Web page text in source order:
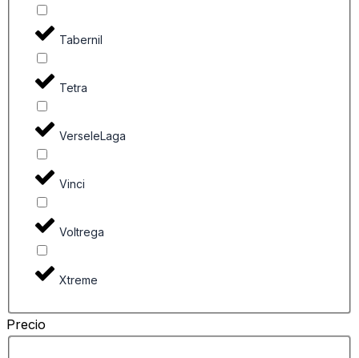
Tabernil
Tetra
VerseleLaga
Vinci
Voltrega
Xtreme
Precio